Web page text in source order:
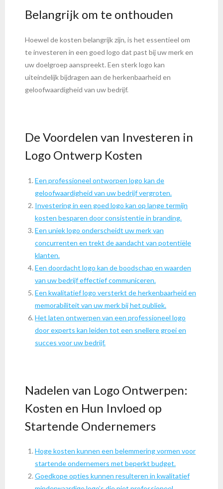
Belangrijk om te onthouden
Hoewel de kosten belangrijk zijn, is het essentieel om
te investeren in een goed logo dat past bij uw merk en
uw doelgroep aanspreekt. Een sterk logo kan
uiteindelijk bijdragen aan de herkenbaarheid en
geloofwaardigheid van uw bedrijf.
De Voordelen van Investeren in
Logo Ontwerp Kosten
Een professioneel ontworpen logo kan de
geloofwaardigheid van uw bedrijf vergroten.
Investering in een goed logo kan op lange termijn
kosten besparen door consistentie in branding.
Een uniek logo onderscheidt uw merk van
concurrenten en trekt de aandacht van potentiële
klanten.
Een doordacht logo kan de boodschap en waarden
van uw bedrijf effectief communiceren.
Een kwalitatief logo versterkt de herkenbaarheid en
memorabiliteit van uw merk bij het publiek.
Het laten ontwerpen van een professioneel logo
door experts kan leiden tot een snellere groei en
succes voor uw bedrijf.
Nadelen van Logo Ontwerpen:
Kosten en Hun Invloed op
Startende Ondernemers
Hoge kosten kunnen een belemmering vormen voor
startende ondernemers met beperkt budget.
Goedkope opties kunnen resulteren in kwalitatief